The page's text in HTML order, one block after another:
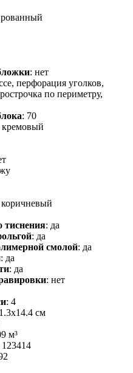
: нет
перфорация уголков,
по периметру,
: 70
кремовый
коричневый
тиснения: да
: да
смолой: да
: да
: да
: нет
: 4
см
м³
123414